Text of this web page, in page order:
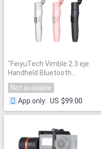
"FeiyuTech Vimble 2 3 eje
Handheld Bluetooth
Smartphone estabilizador con
183mm Pole trípode para
iPhone X 8 7 XIAOMI
Samsung"
Not available
App only: US $99.00